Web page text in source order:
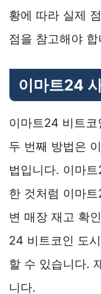
황에 따라 실제
점을 참고해야 합
이마트24
이마트24 비트
두 번째 방법은
법입니다. 이마
한 것처럼 이마
변 매장 재고 확
24 비트코인 도
할 수 있습니다.
니다.